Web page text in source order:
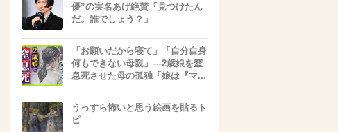
優”の実名あげ絶賛「見つけたん
だ。誰でしょう？」
「お願いだから寝て」「自分自身
何もできない母親」―2歳娘を窒
息死させた母の孤独「娘は『マ...
うっすら怖いと思う絵画を貼るト
ピ